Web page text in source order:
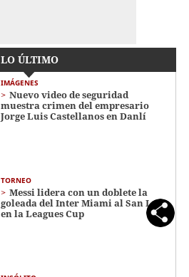
LO ÚLTIMO
IMÁGENES
Nuevo video de seguridad
muestra crimen del empresario
Jorge Luis Castellanos en Danlí
TORNEO
Messi lidera con un doblete la
goleada del Inter Miami al San Luis
en la Leagues Cup